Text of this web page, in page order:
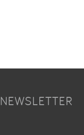
NEWSLETTER